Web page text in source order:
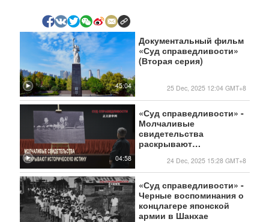
45:04
Документальный фильм
«Суд справедливости»
(Вторая серия)
25 Dec, 2025 12:04 GMT+8
04:58
«Суд справедливости» -
Молчаливые
свидетельства
раскрывают
24 Dec, 2025 15:28 GMT+8
«Суд справедливости» -
Черные воспоминания о
концлагере японской
армии в Шанхае